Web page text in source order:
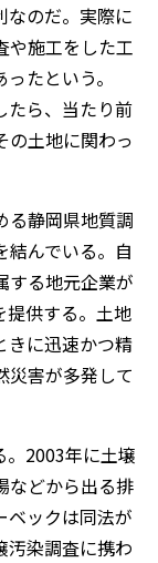
なのだ。実際に
や施工をした工
たという。
たら、当たり前
の土地に関わっ
る静岡県地質調
結んでいる。自
する地元企業が
提供する。土地
きに迅速かつ精
災害が多発して
。2003年に土壌
などから出る排
ベックは同法が
汚染調査に携わ